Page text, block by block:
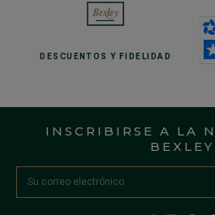
DESCUENTOSY FIDELIDAD
INSCRIBIRSE A LA
BEXLEY